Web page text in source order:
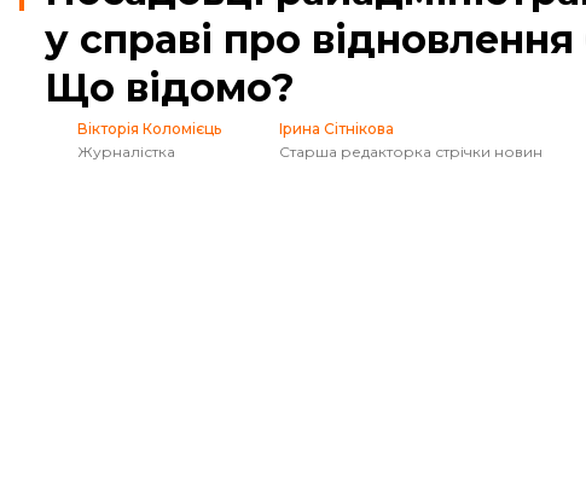
у справі про відновлення
Що відомо?
Вікторія Коломієць
Журналістка
Ірина Сітнікова
Старша редакторка стрічки новин